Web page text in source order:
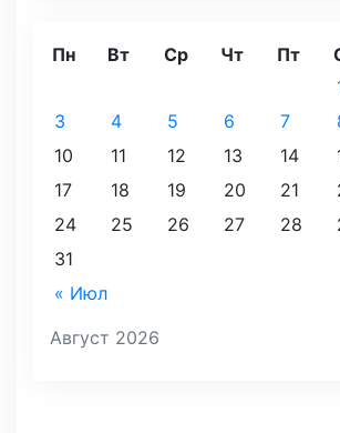
Август 2026
Пн Вт Ср Чт Пт
« Июл
3
4 5 6 7
10
11 12 13 14
17
18 19 20 21
24
25 26 27 28
31